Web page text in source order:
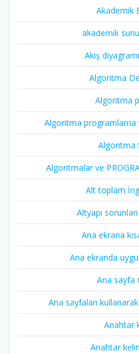
Akademik
akademik
Akış
Algoritma
Algoritma
Algoritma programlama
Algoritma
Algoritmalar ve
Alt toplam
Altyapı
Ana ekrana
Ana ekranda
Ana sayfa
Ana sayfaları
Anahtar
Anahtar